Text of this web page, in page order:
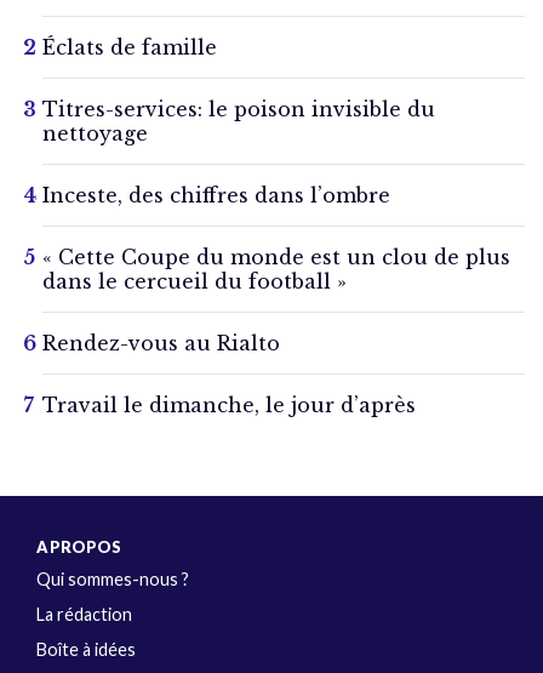
Éclats de famille
Titres-services: le poison invisible du
nettoyage
Inceste, des chiffres dans l’ombre
« Cette Coupe du monde est un clou de plus
dans le cercueil du football »
Rendez-vous au Rialto
Travail le dimanche, le jour d’après
A PROPOS
Qui sommes-nous ?
La rédaction
Boîte à idées